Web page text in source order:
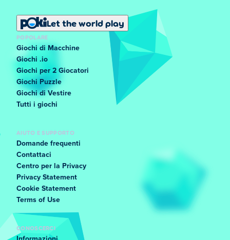
Let the world play
POPOLARE
Giochi di Macchine
Giochi .io
Giochi per 2 Giocatori
Giochi Puzzle
Giochi di Vestire
Tutti i giochi
AIUTO E SUPPORTO
Domande frequenti
Contattaci
Centro per la Privacy
Privacy Statement
Cookie Statement
Terms of Use
CONOSCERCI